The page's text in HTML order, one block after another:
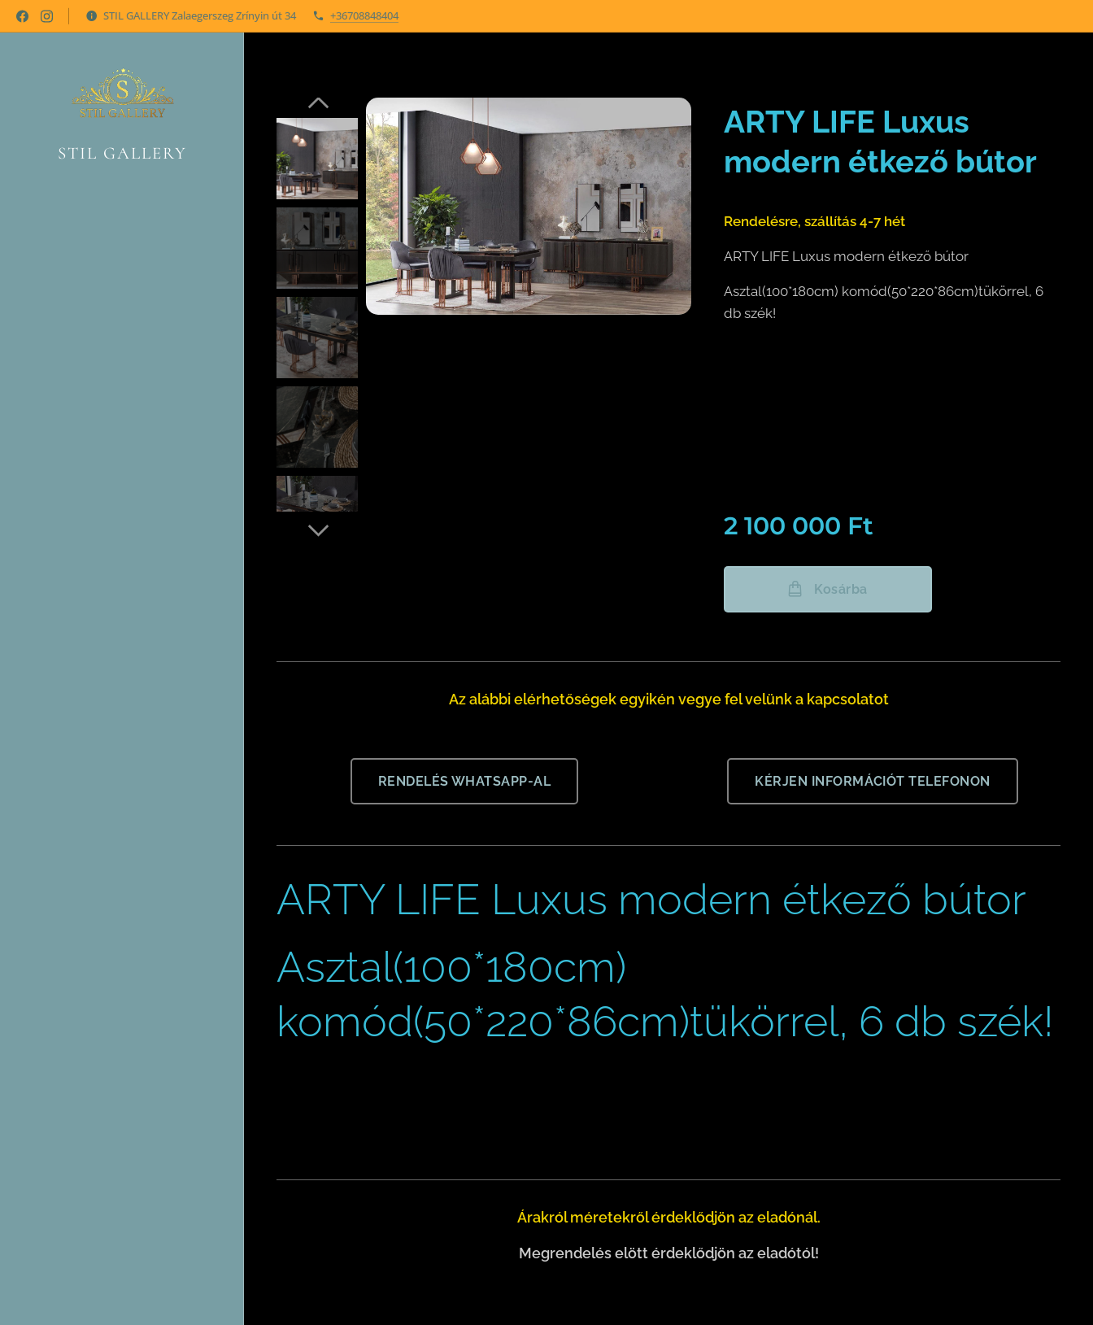
STIL GALLERY Zalaegerszeg Zrínyin út 34 +36708848404
STIL GALLERY
ARTY LIFE Luxus
modern étkező bútor
Rendelésre, szállítás 4-7 hét
ARTY LIFE Luxus modern étkező bútor
Asztal(100*180cm) komód(50*220*86cm)tükörrel, 6
db szék!
2 100 000 Ft
Kosárba
Az alábbi elérhetőségek egyikén vegye fel velünk a kapcsolatot
RENDELÉS WHATSAPP-AL KÉRJEN INFORMÁCIÓT TELEFONON
ARTY LIFE Luxus modern étkező bútor
Asztal(100*180cm)
komód(50*220*86cm)tükörrel, 6 db szék!
Árakról méretekről érdeklődjön az eladónál.
Megrendelés elött érdeklődjön az eladótól!